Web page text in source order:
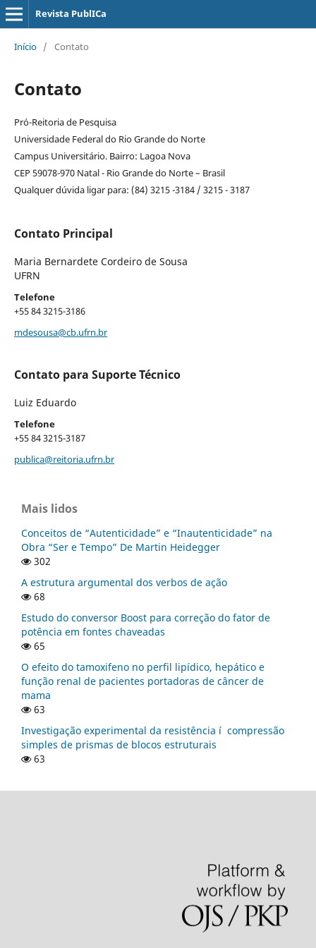
Revista PublICa
Início / Contato
Contato
Pró-Reitoria de Pesquisa
Universidade Federal do Rio Grande do Norte
Campus Universitário. Bairro: Lagoa Nova
CEP 59078-970 Natal - Rio Grande do Norte – Brasil
Qualquer dúvida ligar para: (84) 3215 -3184 / 3215 - 3187
Contato Principal
Maria Bernardete Cordeiro de Sousa
UFRN
Telefone
+55 84 3215-3186
mdesousa@cb.ufrn.br
Contato para Suporte Técnico
Luiz Eduardo
Telefone
+55 84 3215-3187
publica@reitoria.ufrn.br
Mais lidos
Conceitos de “Autenticidade” e “Inautenticidade” na
Obra “Ser e Tempo” De Martin Heidegger
302
A estrutura argumental dos verbos de ação
68
Estudo do conversor Boost para correção do fator de
potência em fontes chaveadas
65
O efeito do tamoxifeno no perfil lipí­dico, hepático e
função renal de pacientes portadoras de câncer de
mama
63
Investigação experimental da resistência í compressão
simples de prismas de blocos estruturais
63